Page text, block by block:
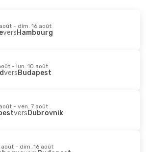
- dim. 16 août
versHambourg
- lun. 10 août
versBudapest
- ven. 7 août
versDubrovnik
août - dim. 16 août